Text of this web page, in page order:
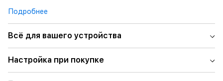
Подробнее
Всё для вашего устройства
Настройка при покупке